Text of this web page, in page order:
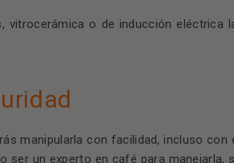
vitrocerámica o de inducción
manipularla con facilidad, incluso
ser un experto en café para